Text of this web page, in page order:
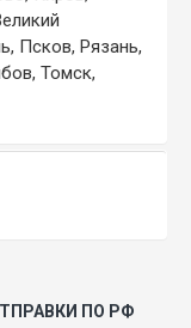
Псков, Рязань,
Томск,
ПО РФ